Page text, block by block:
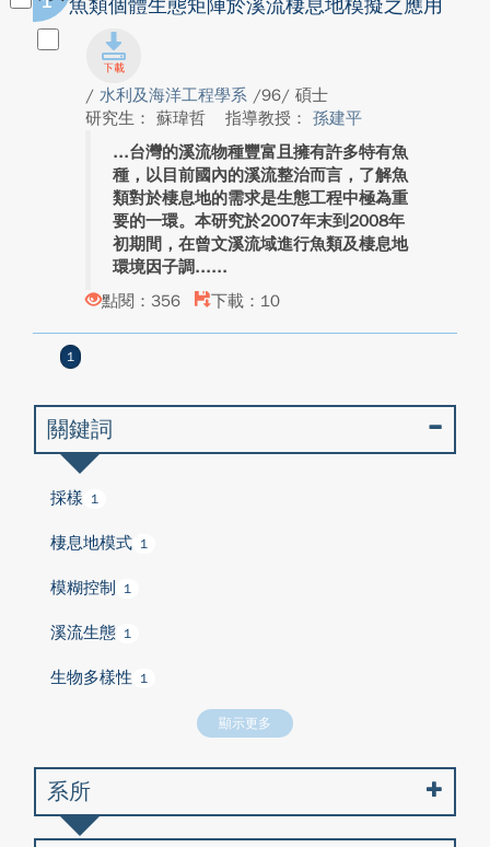
魚類個體生態矩陣於溪流棲息地模擬之應用
/ 水利及海洋工程學系 /96/ 碩士
研究生： 蘇瑋哲
指導教授： 孫建平
台灣的溪流物種豐富且擁有許多特有魚
種，以目前國內的溪流整治而言，了解魚
類對於棲息地的需求是生態工程中極為重
要的一環。本研究於2007年末到2008年
初期間，在曾文溪流域進行魚類及棲息地
環境因子調...
點閱：356
下載：10
1
關鍵詞
採樣 1
棲息地模式 1
模糊控制 1
溪流生態 1
生物多樣性 1
顯示更多
系所